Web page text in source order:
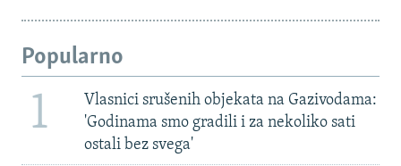
Popularno
1
Vlasnici srušenih objekata na Gazivodama:
'Godinama smo gradili i za nekoliko sati
ostali bez svega'